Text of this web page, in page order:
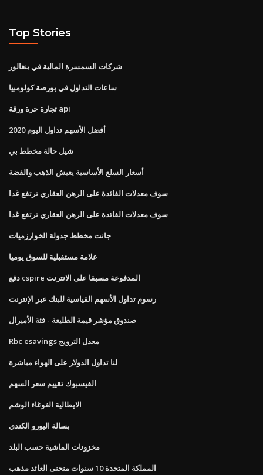
Top Stories
شركات السمسرة المالية في بنغالور
ساعات التداول في بورصة كولومبيا
تجارة حرة ورقة api
أفضل الأسهم تداول اليوم 2020
شيل حالة مخطط بي
أسعار السلع الأساسية يعيش الذهب والفضة
سوف معدلات الفائدة على الرهن العقاري ترتفع غدا
سوف معدلات الفائدة على الرهن العقاري ترتفع غدا
جانت مخطط جدولة الخوارزميات
علامة مستقبلية للسوق يوميا
دفع cspire المدفوعة مسبقا على الانترنت
رسوم تداول الأسهم القياسية للبنك عبر الإنترنت
صندوق مؤشر قيمة الطليعة - فئة الأميرال
Rbc esavings معدل الترويج
لنا تداول الدولار على الهواء مباشرة
الفيسبوك تقييم سعر السهم
الايطالية الغوغاء الوشم
بسالة اليورو الكندي
مخزونات الماشية حسب البلد
المملكة المتحدة 10 سنوات منحنى العائد مذهب